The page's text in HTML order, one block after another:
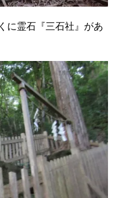
に霊石『三石社』があ